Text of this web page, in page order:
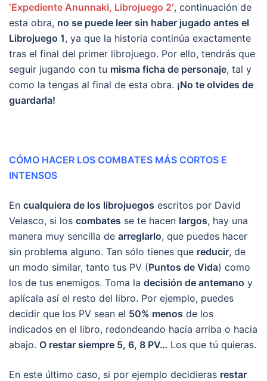
‘Expediente Anunnaki, Librojuego 2′, continuación de
esta obra, no se puede leer sin haber jugado antes el
Librojuego 1, ya que la historia continúa exactamente
tras el final del primer librojuego. Por ello, tendrás que
seguir jugando con tu misma ficha de personaje, tal y
como la tengas al final de esta obra. ¡No te olvides de
guardarla!
CÓMO HACER LOS COMBATES MÁS CORTOS E
INTENSOS
En cualquiera de los librojuegos escritos por David
Velasco, si los combates se te hacen largos, hay una
manera muy sencilla de arreglarlo, que puedes hacer
sin problema alguno. Tan sólo tienes que reducir, de
un modo similar, tanto tus PV (Puntos de Vida) como
los de tus enemigos. Toma la decisión de antemano y
aplícala así el resto del libro. Por ejemplo, puedes
decidir que los PV sean el 50% menos de los
indicados en el libro, redondeando hacia arriba o hacia
abajo. O restar siempre 5, 6, 8 PV… Los que tú quieras.
En este último caso, si por ejemplo decidieras restar